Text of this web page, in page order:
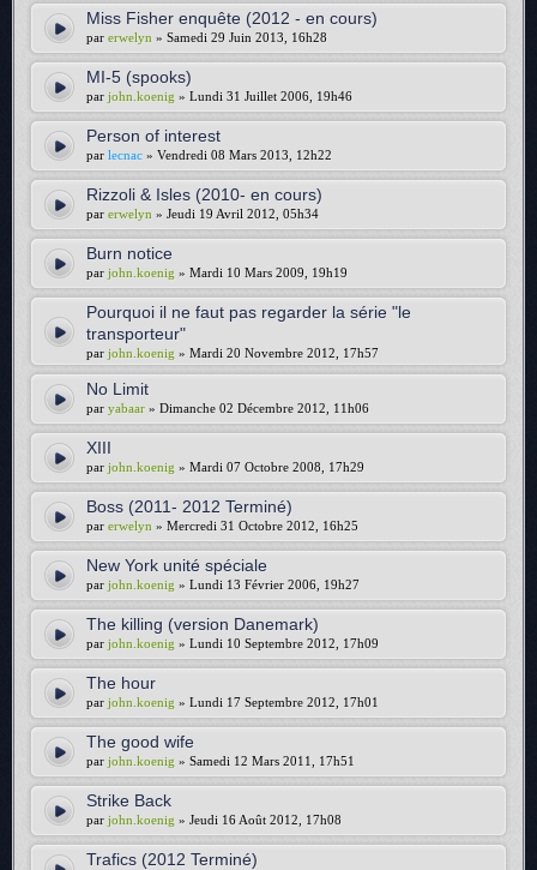
Miss Fisher enquête (2012 - en cours)
par erwelyn » Samedi 29 Juin 2013, 16h28
MI-5 (spooks)
par john.koenig » Lundi 31 Juillet 2006, 19h46
Person of interest
par lecnac » Vendredi 08 Mars 2013, 12h22
Rizzoli & Isles (2010- en cours)
par erwelyn » Jeudi 19 Avril 2012, 05h34
Burn notice
par john.koenig » Mardi 10 Mars 2009, 19h19
Pourquoi il ne faut pas regarder la série "le
transporteur"
par john.koenig » Mardi 20 Novembre 2012, 17h57
No Limit
par yabaar » Dimanche 02 Décembre 2012, 11h06
XIII
par john.koenig » Mardi 07 Octobre 2008, 17h29
Boss (2011- 2012 Terminé)
par erwelyn » Mercredi 31 Octobre 2012, 16h25
New York unité spéciale
par john.koenig » Lundi 13 Février 2006, 19h27
The killing (version Danemark)
par john.koenig » Lundi 10 Septembre 2012, 17h09
The hour
par john.koenig » Lundi 17 Septembre 2012, 17h01
The good wife
par john.koenig » Samedi 12 Mars 2011, 17h51
Strike Back
par john.koenig » Jeudi 16 Août 2012, 17h08
Trafics (2012 Terminé)